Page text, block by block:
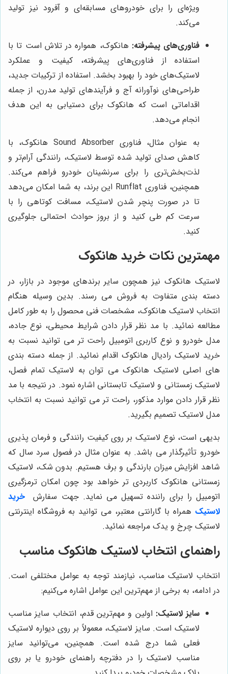
ویژه‌ای را برای خودروهای مسابقه‌ای و آفرود نیز تولید
می‌کند.
فناوری‌های پیشرفته: هانکوک، همواره در تلاش است تا با
استفاده از فناوری‌های پیشرفته، کیفیت و عملکرد
لاستیک‌های خود را بهبود بخشد. استفاده از ترکیبات جدید،
طراحی‌های نوآورانه آج و فرآیندهای تولید مدرن، از جمله
اقداماتی است که هانکوک برای دستیابی به این هدف
انجام می‌دهد.
به عنوان مثال، فناوری Sound Absorber هانکوک، با
کاهش صدای تولید شده توسط لاستیک، رانندگی آرام‌تر و
لذت‌بخش‌تری را برای سرنشینان خودرو فراهم می‌کند.
همچنین، فناوری Runflat این برند، به شما امکان می‌دهد
تا در صورت پنچر شدن لاستیک، مسافت کوتاهی را با
سرعت کم طی کنید و از بروز حوادث احتمالی جلوگیری
کنید.
مهمترین نکات خرید هانکوک
لاستیک هانکوک نیز همچون سایر برندهای موجود در بازار، در
دسته بندی متفاوت به فروش می رسند. بدین وسیله هنگام
انتخاب لاستیک هانکوک، مشخصات فنی محصول را به طور کامل
مطالعه نمائید. با مد نظر قرار دادن شرایط محیطی، نوع جاده،
مدل خودرو و نوع کاربری اتومبیل راحت تر می توانید نسبت به
خرید لاستیک رادیال هانکوک اقدام نمائید. از جمله دسته بندی
های اصلی لاستیک هانکوک می توان به لاستیک تمام فصل،
لاستیک زمستانی و لاستیک تابستانی اشاره نمود. در نتیجه با مد
نظر قرار دادن موارد مذکور، راحت تر می توانید نسبت به انتخاب
مدل لاستیک تصمیم بگیرید.
بدیهی است، نوع لاستیک بر روی کیفیت رانندگی و فرمان پذیری
خودرو تأثیرگذار می باشد. به عنوان مثال در فصول سرد سال که
شاهد افزایش میزان بارندگی و برف هستیم. بدون شک، لاستیک
زمستانی هانکوک کاربردی تر خواهد بود چون امکان ترمزگیری
اتومبیل را برای راننده تسهیل می نماید. جهت سفارش
خرید
لاستیک همراه با گارانتی معتبر، می توانید به فروشگاه اینترنتی
لاستیک چرخ و یدک مراجعه نمائید.
راهنمای انتخاب لاستیک هانکوک مناسب
انتخاب لاستیک مناسب، نیازمند توجه به عوامل مختلفی است.
در ادامه، به برخی از مهم‌ترین این عوامل اشاره می‌کنیم:
سایز لاستیک: اولین و مهم‌ترین قدم، انتخاب سایز مناسب
لاستیک است. سایز لاستیک، معمولاً بر روی دیواره لاستیک
فعلی شما درج شده است. همچنین، می‌توانید سایز
مناسب لاستیک را در دفترچه راهنمای خودرو یا بر روی